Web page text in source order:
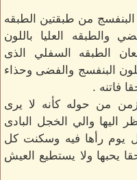
البنفسج من طبقتين الطبقه
والطبقه العليا باللون
الطبقه السفلي الذى
البنفسج والفضى وحذاء
فاتنه .
من حوله كأنه لا يرى
اليها والي الخجل البادى
يوم رأها فيه وسكنت كل
يحبها ولا يستطيع العيش